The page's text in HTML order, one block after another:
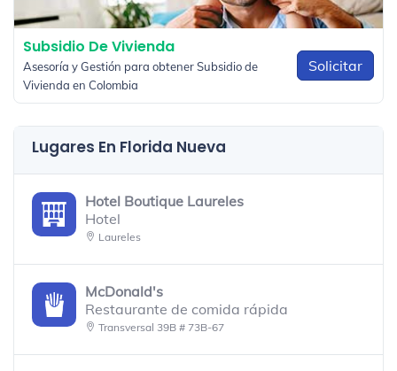
Subsidio De Vivienda
Asesoría y Gestión para obtener Subsidio de
Vivienda en Colombia
Solicitar
Lugares En Florida Nueva
Hotel Boutique Laureles
Hotel
Laureles
McDonald's
Restaurante de comida rápida
Transversal 39B # 73B-67